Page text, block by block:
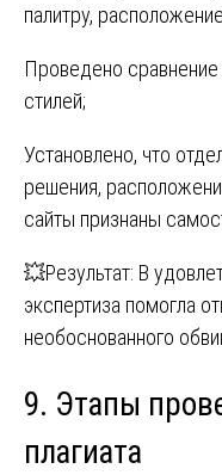
палитру,
Проведено сравнение
стилей;
Установлено, что
решения,
сайты признаны
💥Результат: В
экспертиза помогла
необоснованного
9. Этапы
плагиата